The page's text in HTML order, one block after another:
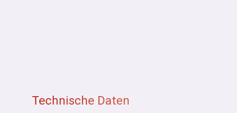
Technische Daten